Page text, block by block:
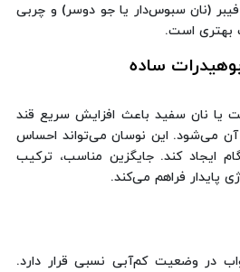
(نان سبوس‌دار یا جو دوسر) و چربی
بهتری است.
ساده
یا نان سفید باعث افزایش سریع قند
می‌شود. این نوسان می‌تواند احساس
ایجاد کند. جایگزین مناسب، ترکیب
پایدار فراهم می‌کند.
در وضعیت کم‌آبی نسبی قرار دارد.